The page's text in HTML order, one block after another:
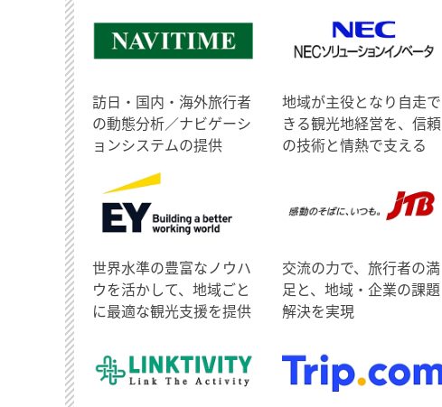
訪日・国内・海外旅行者
の動態分析／ナビゲーシ
ョンシステムの提供
地域が主役となり自走で
きる観光地経営を、信頼
の技術と情熱で支える
世界水準の豊富なノウハ
ウを活かして、地域ごと
に最適な観光支援を提供
交流の力で、旅行者の満
足と、地域・企業の課題
解決を実現